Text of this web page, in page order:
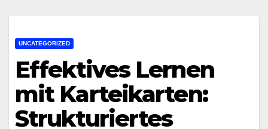
UNCATEGORIZED
Effektives Lernen
mit Karteikarten:
Strukturiertes